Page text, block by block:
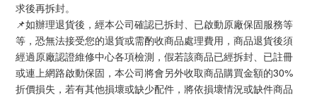
求後再拆封。
📌如辦理退貨後，經本公司確認已拆封、已啟動原廠保固服務等
等，恐無法接受您的退貨或需酌收商品處理費用，商品退貨後須
經過原廠認證維修中心各項檢測，假若該商品已經拆封、已註冊
或連上網路啟動保固，本公司將會另外收取商品購買金額的30%
折價損失，若有其他損壞或缺少配件，將依損壞情況或缺件商品